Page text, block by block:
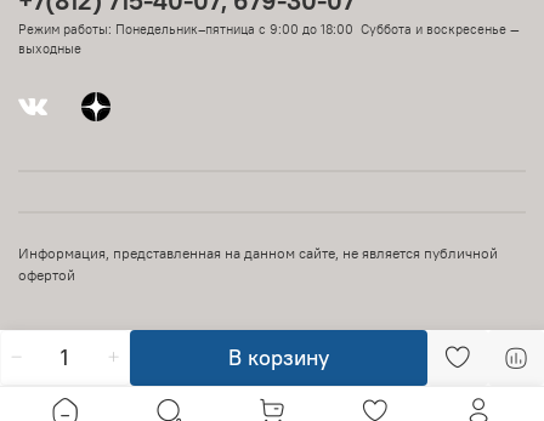
В корзину
Режим работы: Понедельник–пятница с 9:00 до 18:00 Суббота и воскресенье —
выходные
Информация, представленная на данном сайте, не является публичной
офертой